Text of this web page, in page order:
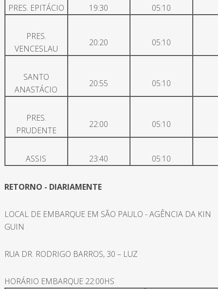
PRES. EPITÁCIO 19:30 05:10
PRES.
VENCESLAU
20:20 05:10
SANTO
ANASTÁCIO
20:55 05:10
PRES.
PRUDENTE
22:00 05:10
ASSIS 23:40 05:10
RETORNO - DIARIAMENTE
LOCAL DE EMBARQUE EM SÃO PAULO - AGÊNCIA DA KIN
GUIN
RUA DR. RODRIGO BARROS, 30 – LUZ
HORÁRIO EMBARQUE 22:00HS